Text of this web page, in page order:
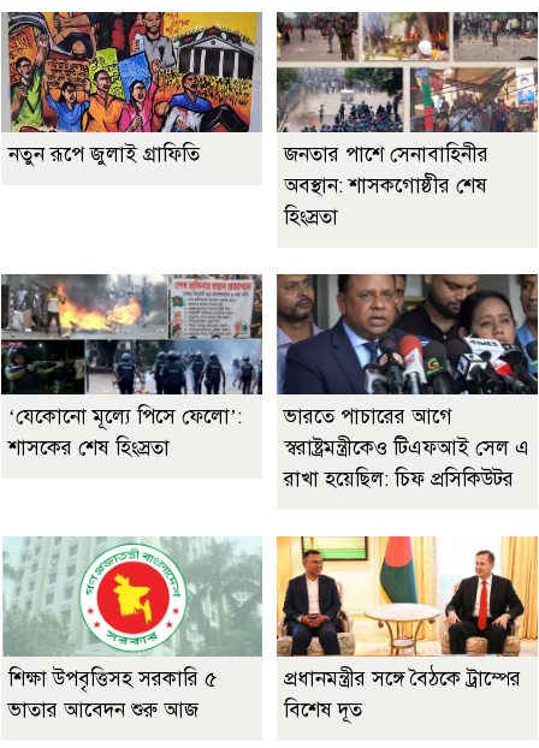
নতুন রূপে জুলাই গ্রাফিতি
জনতার পাশে সেনাবাহিনীর
অবস্থান: শাসকগোষ্ঠীর শেষ
হিংস্রতা
‘যেকোনো মূল্যে পিসে ফেলো’:
শাসকের শেষ হিংস্রতা
ভারতে পাচারের আগে
স্বরাষ্ট্রমন্ত্রীকেও টিএফআই সেল এ
রাখা হয়েছিল: চিফ প্রসিকিউটর
শিক্ষা উপবৃত্তিসহ সরকারি ৫
ভাতার আবেদন শুরু আজ
প্রধানমন্ত্রীর সঙ্গে বৈঠকে ট্রাম্পের
বিশেষ দূত